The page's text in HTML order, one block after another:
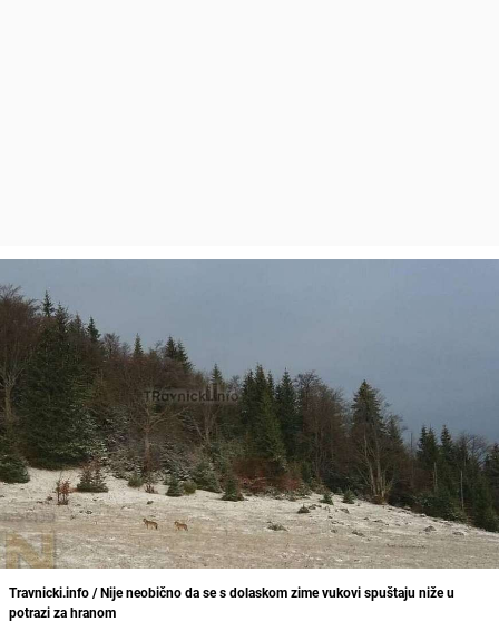
Travnicki.info / Nije neobično da se s dolaskom zime vukovi spuštaju niže u
potrazi za hranom